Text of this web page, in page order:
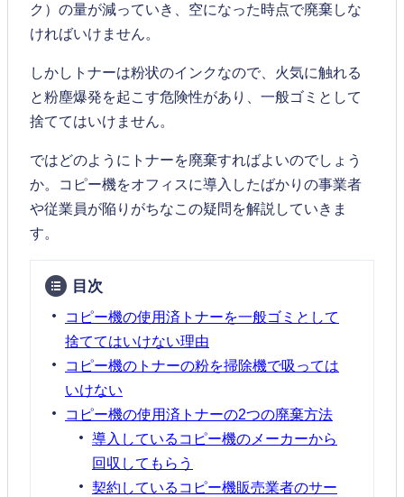
ク）の量が減っていき、空になった時点で廃棄しな
ければいけません。
しかしトナーは粉状のインクなので、火気に触れる
と粉塵爆発を起こす危険性があり、一般ゴミとして
捨ててはいけません。
ではどのようにトナーを廃棄すればよいのでしょう
か。コピー機をオフィスに導入したばかりの事業者
や従業員が陥りがちなこの疑問を解説していきま
す。
目次
コピー機の使用済トナーを一般ゴミとして
捨ててはいけない理由
コピー機のトナーの粉を掃除機で吸っては
いけない
コピー機の使用済トナーの2つの廃棄方法
導入しているコピー機のメーカーから
回収してもらう
契約しているコピー機販売業者のサー